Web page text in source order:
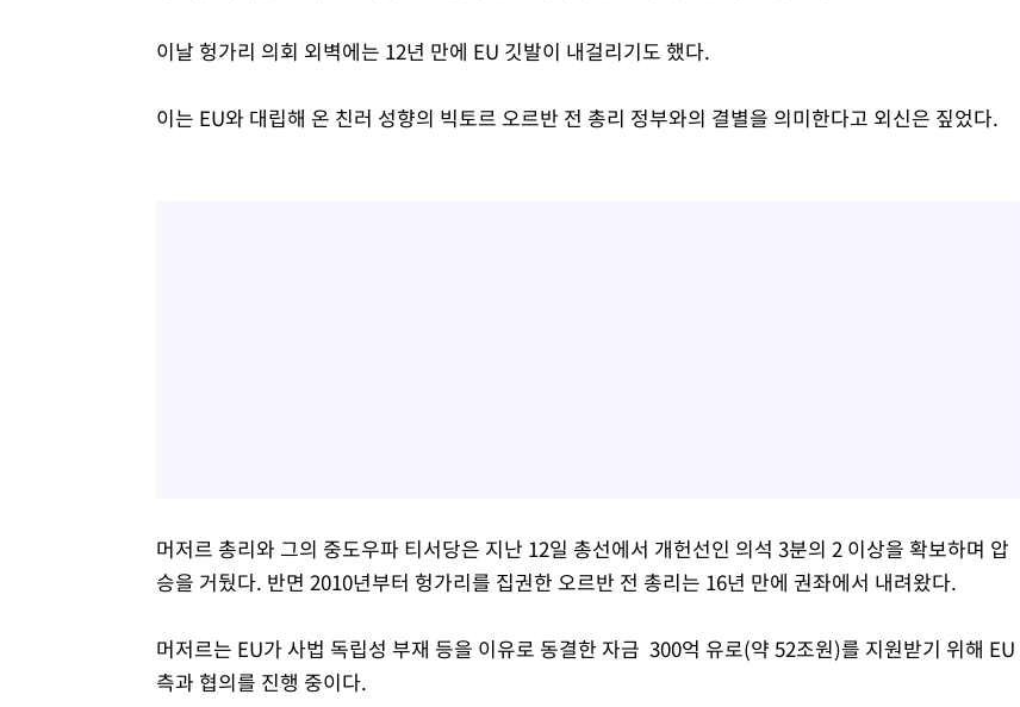
이날 헝가리 의회 외벽에는 12년 만에 EU 깃발이 내걸리기도 했다.
이는 EU와 대립해 온 친러 성향의 빅토르 오르반 전 총리 정부와의 결별을 의미한다고 외신은 짚었다.
머저르 총리와 그의 중도우파 티서당은 지난 12일 총선에서 개헌선인 의석 3분의 2 이상을 확보하며 압
승을 거뒀다. 반면 2010년부터 헝가리를 집권한 오르반 전 총리는 16년 만에 권좌에서 내려왔다.
머저르는 EU가 사법 독립성 부재 등을 이유로 동결한 자금 300억 유로(약 52조원)를 지원받기 위해 EU
측과 협의를 진행 중이다.